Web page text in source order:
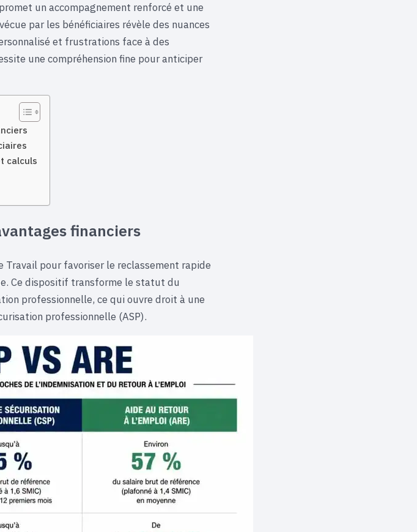
un accompagnement renforcé et une
par les bénéficiaires révèle des nuances
et frustrations face à des
une compréhension fine pour anticiper
calculs
financiers
Travail pour favoriser le reclassement rapide
Ce dispositif transforme le statut du
professionnelle, ce qui ouvre droit à une
professionnelle (ASP).